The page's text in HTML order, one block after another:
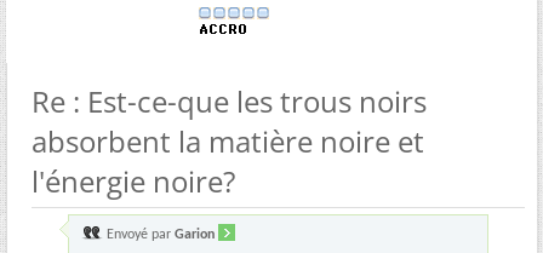
Re : Est-ce-que les trous noirs
absorbent la matière noire et
l'énergie noire?
Envoyé par Garion